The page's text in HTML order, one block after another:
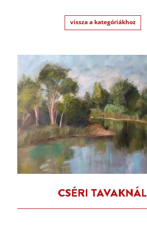
vissza a kategóriákhoz
CSÉRI TAVAKNÁL